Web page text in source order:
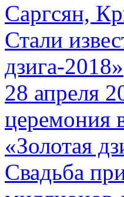
Саргсян,
Стали
дзига-2018»
28 апреля
церемония
«Золотая
Свадьба